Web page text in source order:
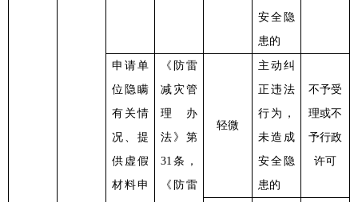
安全隐
患的
申请单
位隐瞒
有关情
况、提
供虚假
材料申
《防雷
减灾管
理办
法》第
31条，
《防雷
轻微
主动纠
正违法
行为，
未造成
安全隐
患的
不予受
理或不
予行政
许可